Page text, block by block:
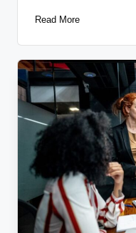
Read More